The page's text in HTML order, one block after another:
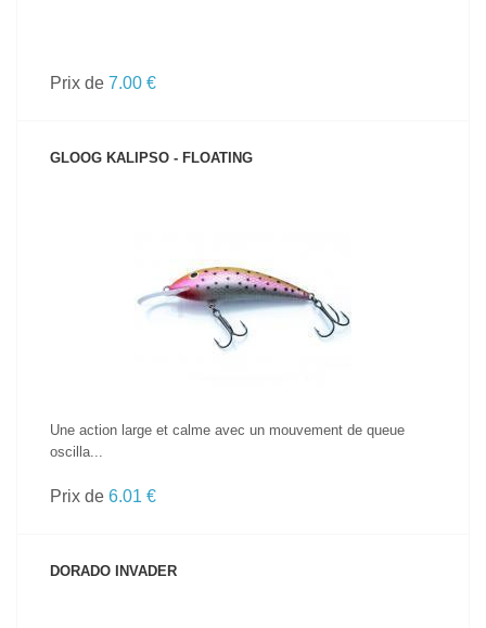
Prix de 7.00 €
GLOOG KALIPSO - FLOATING
VOIR LE PRODUIT
Une action large et calme avec un mouvement de queue
oscilla...
Prix de 6.01 €
DORADO INVADER